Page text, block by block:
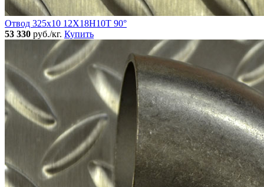
Отвод 325х10 12Х18Н10Т 90°
53 330 руб./кг. Купить